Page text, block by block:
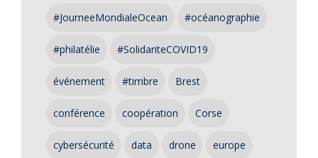
#JourneeMondialeOcean #océanographie
#philatélie #SolidariteCOVID19
événement #timbre Brest
conférence coopération Corse
cybersécurité data drone europe